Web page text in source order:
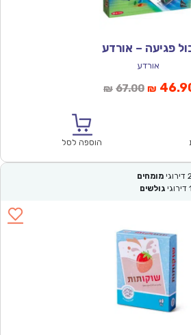
פגיעה – אורדע
אורדע
₪ 67.00המחיר
₪
הוספה לסל
2 דירוגי מומחים
1 דירוגי גולשים